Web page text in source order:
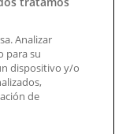
Analizar
para su
dispositivo y/o
de